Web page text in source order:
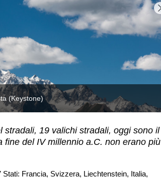
stradali, 19 valichi stradali, oggi sono il
del IV millennio a.C. non erano più
Francia, Svizzera, Liechtenstein, Italia,